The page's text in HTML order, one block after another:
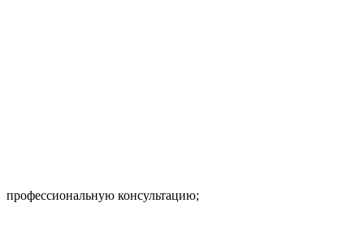
профессиональную консультацию;